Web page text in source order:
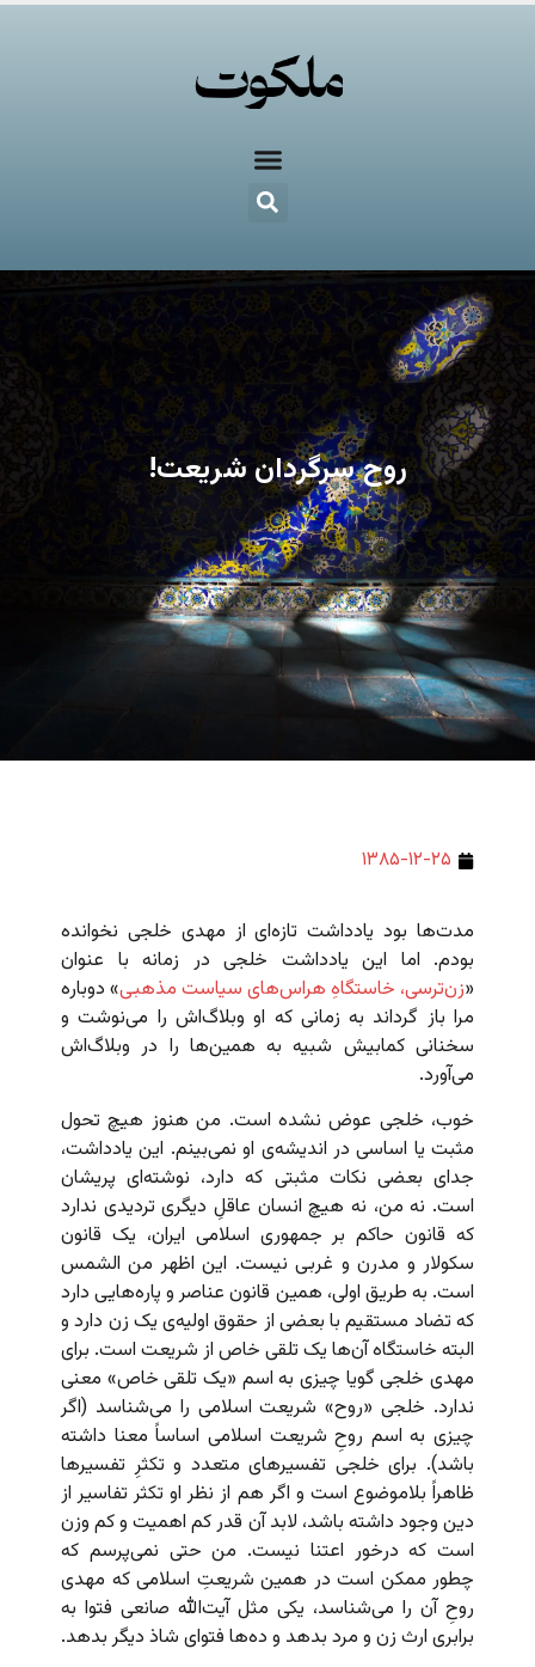
روح سرگردان شریعت!
۱۳۸۵-۱۲-۲۵
مدت‌ها بود یادداشت تازه‌ای از مهدی خلجی نخوانده
بودم. اما این یادداشت خلجی در زمانه با عنوان
«زن‌ترسی، خاستگاهِ هراس‌های سیاست مذهبی» دوباره
مرا باز گرداند به زمانی که او وبلاگ‌اش را می‌نوشت و
سخنانی کمابیش شبیه به همین‌ها را در وبلاگ‌اش
می‌آورد.
خوب، خلجی عوض نشده است. من هنوز هیچ تحول
مثبت یا اساسی در اندیشه‌ی او نمی‌بینم. این یادداشت،
جدای بعضی نکات مثبتی که دارد، نوشته‌ای پریشان
است. نه من، نه هیچ انسان عاقلِ دیگری تردیدی ندارد
که قانون حاکم بر جمهوری اسلامی ایران، یک قانون
سکولار و مدرن و غربی نیست. این اظهر من الشمس
است. به طریق اولی، همین قانون عناصر و پاره‌هایی دارد
که تضاد مستقیم با بعضی از حقوق اولیه‌ی یک زن دارد و
البته خاستگاه آن‌ها یک تلقی خاص از شریعت است. برای
مهدی خلجی گویا چیزی به اسم «یک تلقی خاص» معنی
ندارد. خلجی «روح» شریعت اسلامی را می‌شناسد (اگر
چیزی به اسم روحِ شریعت اسلامی اساساً‌ معنا داشته
باشد). برای خلجی تفسیرهای متعدد و تکثرِ تفسیرها
ظاهراً بلاموضوع است و اگر هم از نظر او تکثر تفاسیر از
دین وجود داشته باشد، لابد آن قدر کم اهمیت و کم‌ وزن
است که درخور اعتنا نیست. من حتی نمی‌پرسم که
چطور ممکن است در همین شریعتِ اسلامی که مهدی
روحِ‌ آن را می‌شناسد، یکی مثل آیت‌الله صانعی فتوا به
برابری ارث زن و مرد بدهد و ده‌ها فتوای شاذ دیگر بدهد.